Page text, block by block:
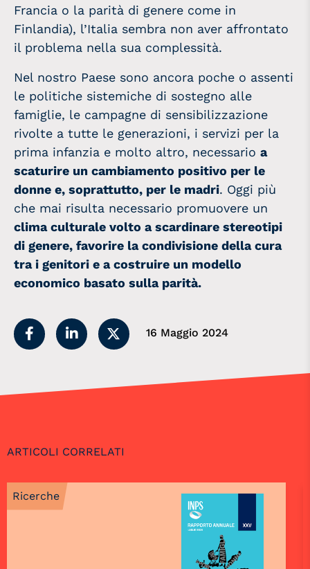
Francia o la parità di genere come in
Finlandia), l’Italia sembra non aver affrontato
il problema nella sua complessità.
Nel nostro Paese sono ancora poche o assenti
le politiche sistemiche di sostegno alle
famiglie, le campagne di sensibilizzazione
rivolte a tutte le generazioni, i servizi per la
prima infanzia e molto altro, necessario a
scaturire un cambiamento positivo per le
donne e, soprattutto, per le madri. Oggi più
che mai risulta necessario promuovere un
clima culturale volto a scardinare stereotipi
di genere, favorire la condivisione della cura
tra i genitori e a costruire un modello
economico basato sulla parità.
16 Maggio 2024
ARTICOLI CORRELATI
Ricerche